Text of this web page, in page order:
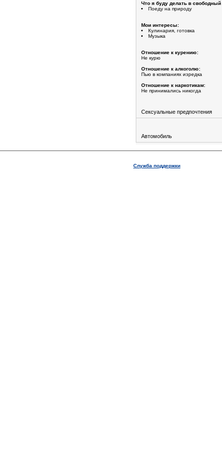
Что я буду делать в свободный
Поеду на природу
Мои интересы:
Кулинария, готовка
Музыка
Отношение к курению:
Не курю
Отношение к алкоголю:
Пью в компаниях изредка
Отношение к наркотикам:
Не принимались никогда
Сексуальные предпочтения
Автомобиль
Служба поддержки